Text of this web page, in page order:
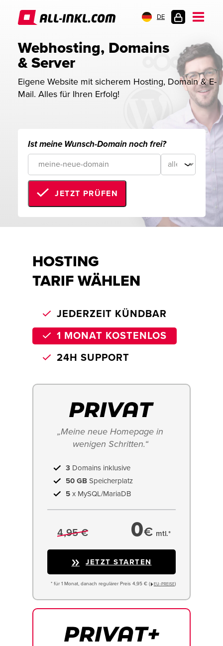
DE
Webhosting, Domains
& Server
Eigene Website mit sicherem Hosting, Domain & E-
Mail. Alles für Ihren Erfolg!
Ist meine Wunsch-Domain noch frei?
JETZT PRÜFEN
HOSTING
TARIF WÄHLEN
JEDERZEIT KÜNDBAR
1 MONAT KOSTENLOS
24H SUPPORT
„Meine neue Homepage in
wenigen Schritten.“
3 Domains inklusive
50 GB Speicherplatz
5 x MySQL/MariaDB
4,95 € 0€ mtl.*
JETZT STARTEN
* für 1 Monat, danach regulärer Preis 4,95 € ( EU−PREISE)